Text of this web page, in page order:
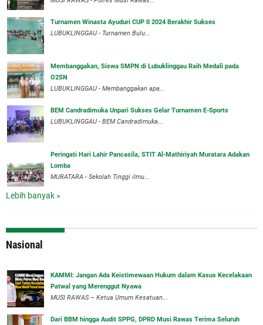
Turnamen Winasta Ayuduri CUP II 2024 Berakhir Sukses
LUBUKLINGGAU - Turnamen Bulu...
Membanggakan, Siswa SMPN di Lubuklinggau Raih Medali pada
O2SN
LUBUKLINGGAU - Membanggakan apa...
BEM Candradimuka Unpari Sukses Gelar Turnamen E-Sports
LUBUKLINGGAU - BEM Candradimuka...
Peringati Hari Lahir Pancasila, STIT Al-Mathiriyah Muratara Adakan
Lomba
MURATARA - Sekolah Tinggi ilmu...
Lebih banyak »
Nasional
‎KAMMI: Jangan Ada Keistimewaan Hukum dalam Kasus Kecelakaan
Patwal yang Merenggut Nyawa
‎MUSI RAWAS – Ketua Umum Kesatuan...
Dari BBM hingga Audit SPPG, DPRD Musi Rawas Terima Seluruh